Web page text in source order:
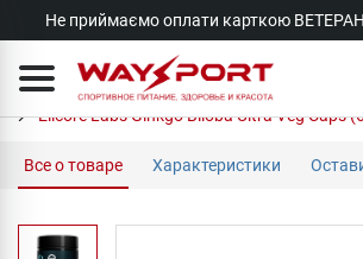
Не приймаємо оплати карткою
Elicore Labs Ginkgo Biloba Ultra Veg Caps
Все о товаре Характеристики